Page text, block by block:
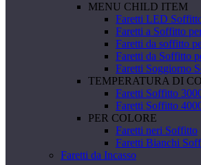
MENU CHILD ITEM
Faretti LED
Faretti a Soffitto
Faretti da soffitto
Faretti da Soffitto
Faretti Soggiorno
TEMPERATURA DI
Faretti Soffitto
Faretti Soffitto
PER COLORE
Faretti neri Soffitto
Faretti Bianchi
Faretti da Incasso